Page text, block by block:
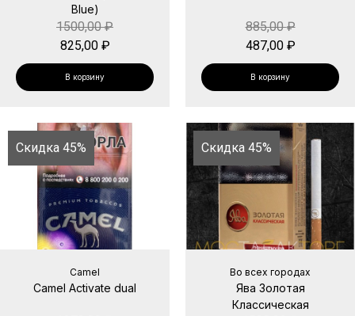
Blue)
1500,00₽
825,00 ₽
В корзину
885,00₽
487,00 ₽
В корзину
Скидка 45%
Camel
Camel Activate dual
Скидка 45%
Во всех городах
Ява Золотая
Классическая